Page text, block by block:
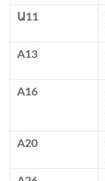
Ա11
A13
A16
A20